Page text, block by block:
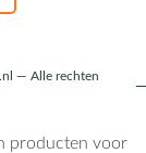
— Alle rechten
producten voor